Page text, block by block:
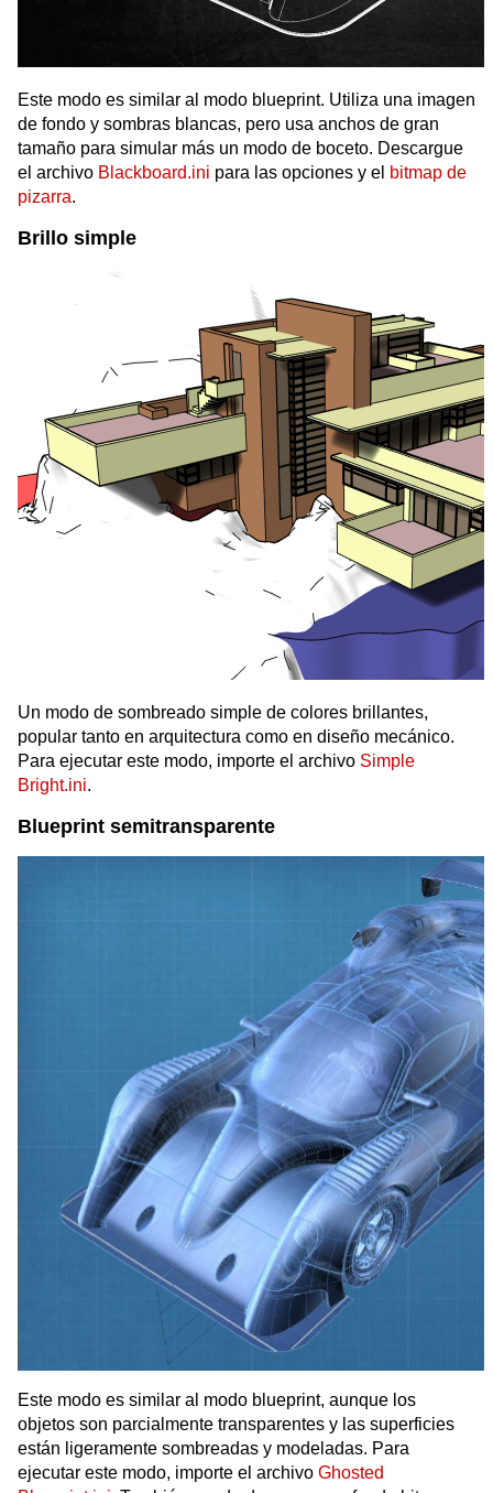
Este modo es similar al modo blueprint. Utiliza una imagen
de fondo y sombras blancas, pero usa anchos de gran
tamaño para simular más un modo de boceto. Descargue
el archivo Blackboard.ini para las opciones y el bitmap de
pizarra.
Brillo simple
Un modo de sombreado simple de colores brillantes,
popular tanto en arquitectura como en diseño mecánico.
Para ejecutar este modo, importe el archivo Simple
Bright.ini.
Blueprint semitransparente
Este modo es similar al modo blueprint, aunque los
objetos son parcialmente transparentes y las superficies
están ligeramente sombreadas y modeladas. Para
ejecutar este modo, importe el archivo Ghosted